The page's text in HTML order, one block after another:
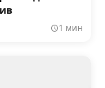
1 мин